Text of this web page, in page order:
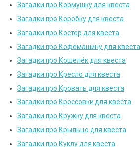
Загадки про Кормушку для квеста
Загадки про Коробку для квеста
Загадки про Костёр для квеста
Загадки про Кофемашину для квеста
Загадки про Кошелёк для квеста
Загадки про Кресло для квеста
Загадки про Кровать для квеста
Загадки про Кроссовки для квеста
Загадки про Кружку для квеста
Загадки про Крыльцо для квеста
Загадки про Куклу для квеста